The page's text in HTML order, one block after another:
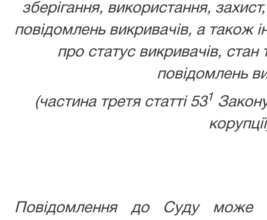
зберігання, використання,
повідомлень викривачів, а також
про статус викривачів, стан
повідомлень
(частина третя статті 531
Повідомлення до Суду може